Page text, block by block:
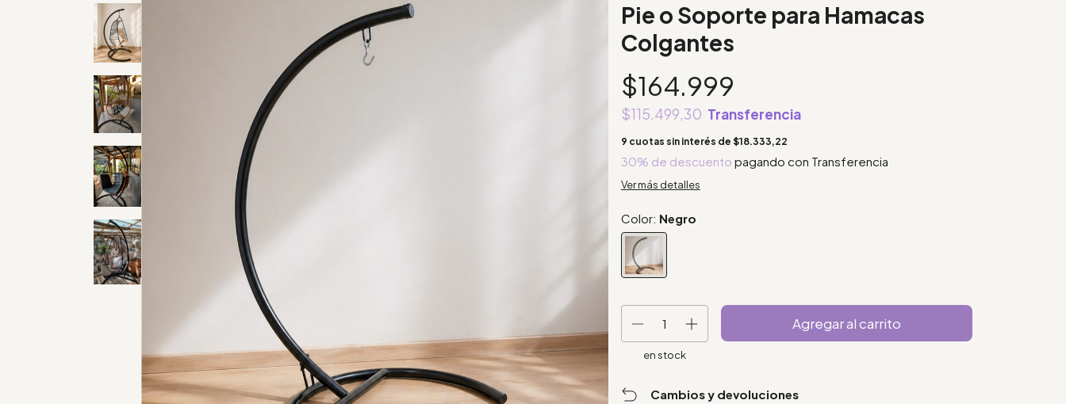
Pie o Soporte para Hamacas
Colgantes
$164.999
$115.499,30 Transferencia
9 cuotas sin interés de $18.333,22
30% de descuento pagando con Transferencia
Ver más detalles
Color: Negro
en stock
Cambios y devoluciones